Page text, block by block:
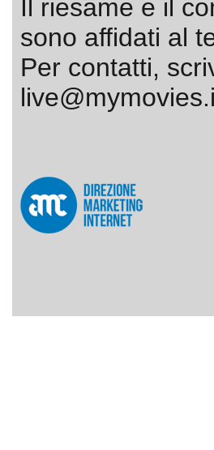
Il riesame e il
sono affidati al
Per contatti,